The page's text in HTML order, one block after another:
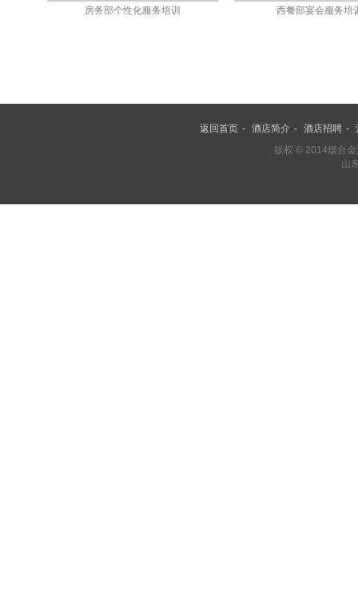
房务部个性化服务培训 西餐部宴会服务培
返回首页 - 酒店简介 - 酒店招聘 -
版权 © 2014烟台
山